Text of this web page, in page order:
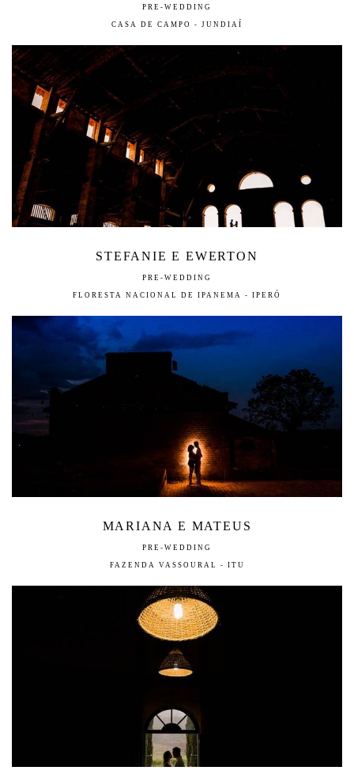
PRE-WEDDING
CASA DE CAMPO - JUNDIAÍ
STEFANIE E EWERTON
PRE-WEDDING
FLORESTA NACIONAL DE IPANEMA - IPERÓ
MARIANA E MATEUS
PRE-WEDDING
FAZENDA VASSOURAL - ITU